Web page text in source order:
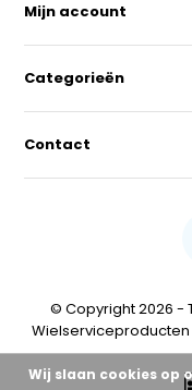
Mijn account
Categorieën
Contact
© Copyright 2026 -
Wielserviceproducten
Wij slaan cookies op